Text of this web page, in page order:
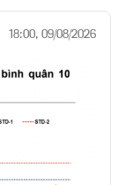
18:00, 09/08/2026